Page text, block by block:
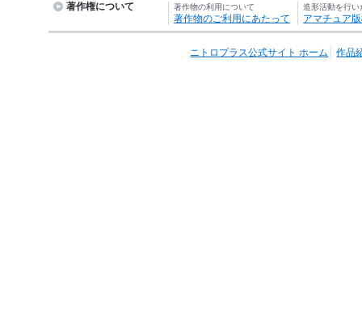
著作権について 著作物の利用について
著作物のご利用にあたって
造形活動を行い
アマチュア
ニトロプラス公式サイト ホーム 作品